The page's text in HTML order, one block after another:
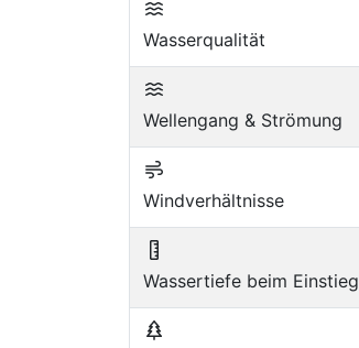
Wasserqualität
Wellengang & Strömung
Windverhältnisse
Wassertiefe beim Einstieg